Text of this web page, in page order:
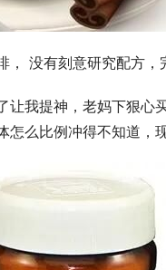
没有刻意研究配方，
让我提神，老妈下狠
么比例冲得不知道，